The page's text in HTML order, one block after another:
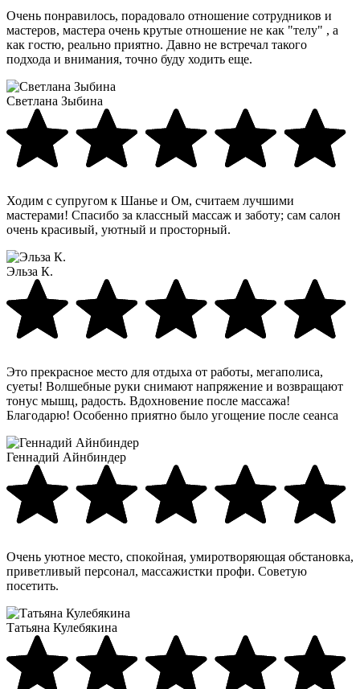
Очень понравилось, порадовало отношение сотрудников и
мастеров, мастера очень крутые отношение не как "телу" , а
как гостю, реально приятно. Давно не встречал такого
подхода и внимания, точно буду ходить еще.
Светлана Зыбина
Ходим с супругом к Шанье и Ом, считаем лучшими
мастерами! Спасибо за классный массаж и заботу; сам салон
очень красивый, уютный и просторный.
Эльза К.
Это прекрасное место для отдыха от работы, мегаполиса,
суеты! Волшебные руки снимают напряжение и возвращают
тонус мышц, радость. Вдохновение после массажа!
Благодарю! Особенно приятно было угощение после сеанса
Геннадий Айнбиндер
Очень уютное место, спокойная, умиротворяющая обстановка,
приветливый персонал, массажистки профи. Советую
посетить.
Татьяна Кулебякина